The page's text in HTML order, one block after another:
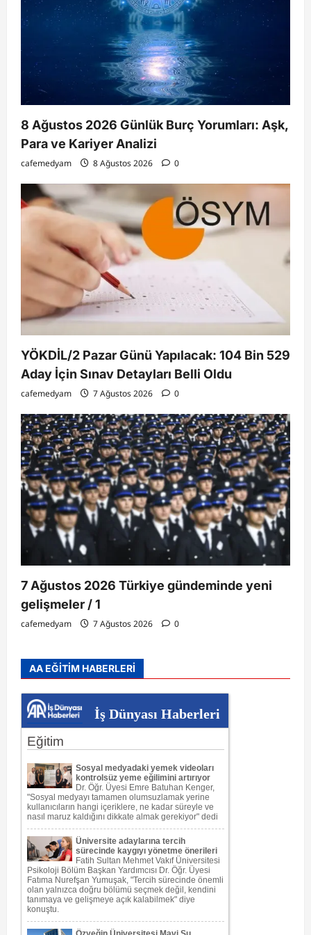
8 Ağustos 2026 Günlük Burç Yorumları: Aşk,
Para ve Kariyer Analizi
cafemedyam 8 Ağustos 2026 0
YÖKDİL/2 Pazar Günü Yapılacak: 104 Bin 529
Aday İçin Sınav Detayları Belli Oldu
cafemedyam 7 Ağustos 2026 0
7 Ağustos 2026 Türkiye gündeminde yeni
gelişmeler / 1
cafemedyam 7 Ağustos 2026 0
AA EĞİTİM HABERLERİ
İş Dünyası Haberleri